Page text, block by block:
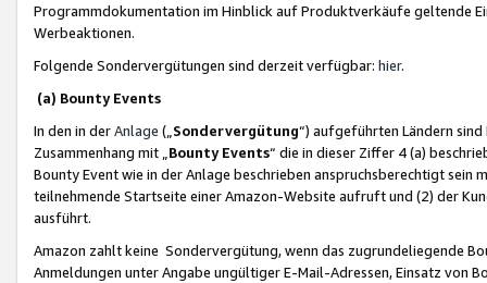
Programmdokumentation im Hinblick auf Produktverkäufe geltende
Werbeaktionen.
Folgende Sondervergütungen sind derzeit verfügbar: hier.
(a) Bounty Events
In den in derAnlage („ Sondervergütung“) aufgeführten Ländern
Zusammenhang mit „ Bounty Events“ die in dieser Ziffer 4 (a)
Bounty Event wie in der Anlage beschrieben anspruchsberechtigt sein
teilnehmende Startseite einer Amazon-Website aufruft und (2) der
ausführt.
Amazon zahlt keine Sondervergütung, wenn das zugrundeliegende
Anmeldungen unter Angabe ungültiger E-Mail-Adressen, Einsatz von